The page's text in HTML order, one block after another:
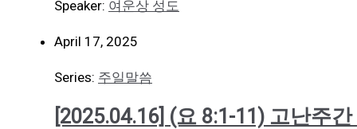
Speaker: 여운상 성도
April 17, 2025
Series: 주일말씀
[2025.04.16] (요 8:1-11) 고난주